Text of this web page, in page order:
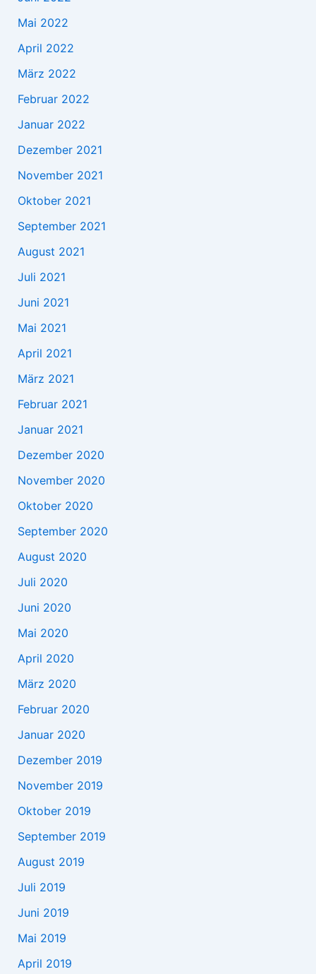
Mai 2022
April 2022
März 2022
Februar 2022
Januar 2022
Dezember 2021
November 2021
Oktober 2021
September 2021
August 2021
Juli 2021
Juni 2021
Mai 2021
April 2021
März 2021
Februar 2021
Januar 2021
Dezember 2020
November 2020
Oktober 2020
September 2020
August 2020
Juli 2020
Juni 2020
Mai 2020
April 2020
März 2020
Februar 2020
Januar 2020
Dezember 2019
November 2019
Oktober 2019
September 2019
August 2019
Juli 2019
Juni 2019
Mai 2019
April 2019